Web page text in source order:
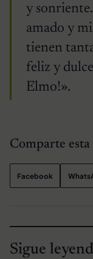
y
amado y
tienen
feliz y
Elmo!».
Comparte
Facebook
Sigue